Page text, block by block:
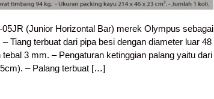
(Junior Horizontal Bar) merek Olympus sebagai
Tiang terbuat dari pipa besi dengan diameter luar 48
3 mm. – Pengaturan ketinggian palang yaitu dari
– Palang terbuat […]